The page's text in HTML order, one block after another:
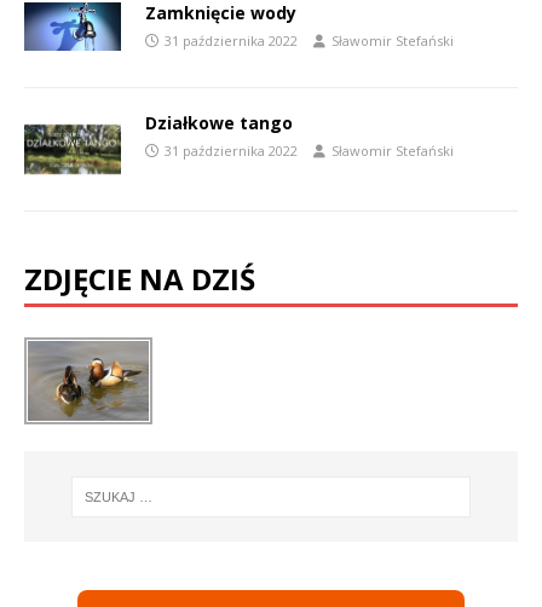
Zamknięcie wody
31 października 2022 Sławomir Stefański
Działkowe tango
31 października 2022 Sławomir Stefański
ZDJĘCIE NA DZIŚ